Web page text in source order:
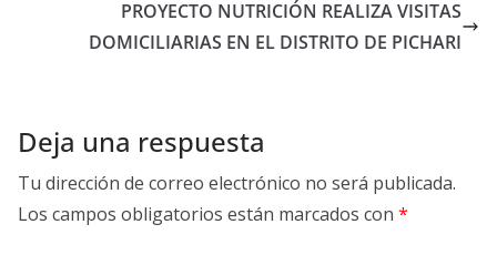
PROYECTO NUTRICIÓN REALIZA VISITAS
DOMICILIARIAS EN EL DISTRITO DE PICHARI
Deja una respuesta
Tu dirección de correo electrónico no será publicada.
Los campos obligatorios están marcados con *